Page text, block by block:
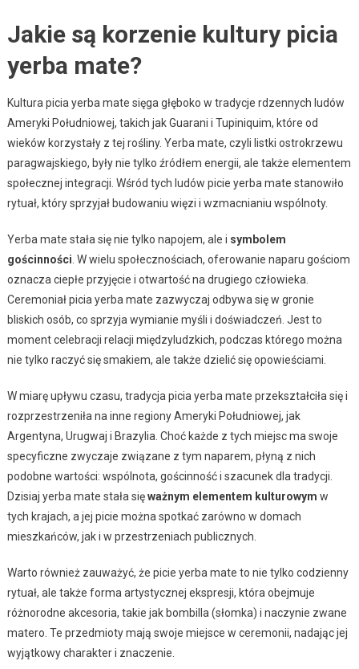
Jakie są korzenie kultury picia
yerba mate?
Kultura picia yerba mate sięga głęboko w tradycje rdzennych ludów
Ameryki Południowej, takich jak Guarani i Tupiniquim, które od
wieków korzystały z tej rośliny. Yerba mate, czyli listki ostrokrzewu
paragwajskiego, były nie tylko źródłem energii, ale także elementem
społecznej integracji. Wśród tych ludów picie yerba mate stanowiło
rytuał, który sprzyjał budowaniu więzi i wzmacnianiu wspólnoty.
Yerba mate stała się nie tylko napojem, ale i symbolem
gościnności . W wielu społecznościach, oferowanie naparu gościom
oznacza ciepłe przyjęcie i otwartość na drugiego człowieka.
Ceremoniał picia yerba mate zazwyczaj odbywa się w gronie
bliskich osób, co sprzyja wymianie myśli i doświadczeń. Jest to
moment celebracji relacji międzyludzkich, podczas którego można
nie tylko raczyć się smakiem, ale także dzielić się opowieściami.
W miarę upływu czasu, tradycja picia yerba mate przekształciła się i
rozprzestrzeniła na inne regiony Ameryki Południowej, jak
Argentyna, Urugwaj i Brazylia. Choć każde z tych miejsc ma swoje
specyficzne zwyczaje związane z tym naparem, płyną z nich
podobne wartości: wspólnota, gościnność i szacunek dla tradycji.
Dzisiaj yerba mate stała sięważnym elementem kulturowym w
tych krajach, a jej picie można spotkać zarówno w domach
mieszkańców, jak i w przestrzeniach publicznych.
Warto również zauważyć, że picie yerba mate to nie tylko codzienny
rytuał, ale także forma artystycznej ekspresji, która obejmuje
różnorodne akcesoria, takie jak bombilla (słomka) i naczynie zwane
matero. Te przedmioty mają swoje miejsce w ceremonii, nadając jej
wyjątkowy charakter i znaczenie.